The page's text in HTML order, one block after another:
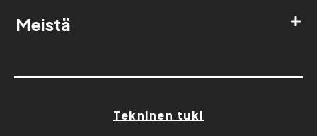
Meistä
Tekninen tuki